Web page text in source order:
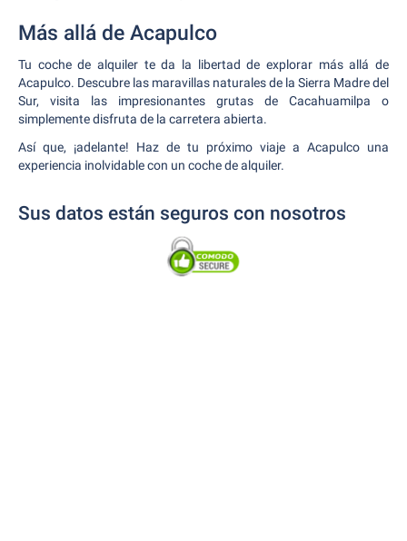
Más allá de Acapulco
Tu coche de alquiler te da la libertad de explorar más allá de
Acapulco. Descubre las maravillas naturales de la Sierra Madre del
Sur, visita las impresionantes grutas de Cacahuamilpa o
simplemente disfruta de la carretera abierta.
Así que, ¡adelante! Haz de tu próximo viaje a Acapulco una
experiencia inolvidable con un coche de alquiler.
Sus datos están seguros con nosotros